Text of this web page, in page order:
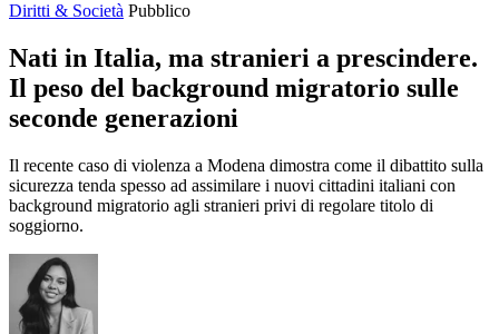
Diritti & Società Pubblico
Nati in Italia, ma stranieri a prescindere.
Il peso del background migratorio sulle
seconde generazioni
Il recente caso di violenza a Modena dimostra come il dibattito sulla
sicurezza tenda spesso ad assimilare i nuovi cittadini italiani con
background migratorio agli stranieri privi di regolare titolo di
soggiorno.